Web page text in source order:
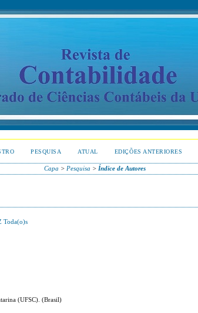
PESQUISA ATUAL EDIÇÕES ANTERIORES
Capa > Pesquisa > Índice de Autores
Toda(o)s
(UFSC). (Brasil)